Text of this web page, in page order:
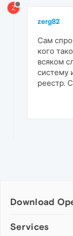
Z
zerg82
Сам
кого
всяком
систему
реестр.
Download
Computer browsers
Services